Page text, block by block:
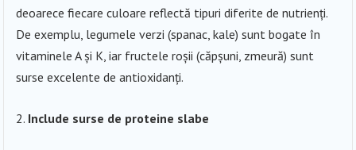
deoarece fiecare culoare reflectă tipuri diferite de nutrienți.
De exemplu, legumele verzi (spanac, kale) sunt bogate în
vitaminele A și K, iar fructele roșii (căpșuni, zmeură) sunt
surse excelente de antioxidanți.
Include surse de proteine slabe